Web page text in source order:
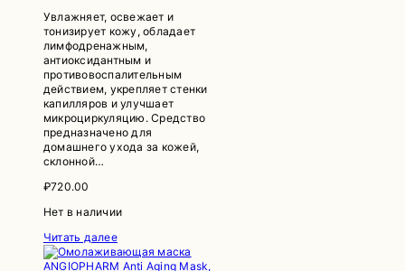
Увлажняет, освежает и
тонизирует кожу, обладает
лимфодренажным,
антиоксидантным и
противовоспалительным
действием, укрепляет стенки
капилляров и улучшает
микроциркуляцию. Средство
предназначено для
домашнего ухода за кожей,
склонной…
₽720.00
Нет в наличии
Читать далее